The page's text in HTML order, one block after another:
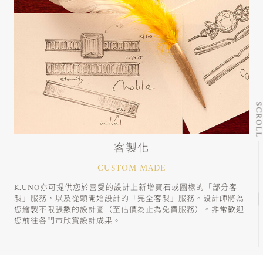
客製化
CUSTOM MADE
K.UNO亦可提供您於喜愛的設計上新增寶石或圖樣的「部分客
製」服務，以及從頭開始設計的「完全客製」服務。設計師將為
您繪製不限張數的設計圖（至估價為止為免費服務）。非常歡迎
您前往各門市欣賞設計成果。